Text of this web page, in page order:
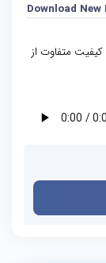
Download New
کیفیت متفاوت از